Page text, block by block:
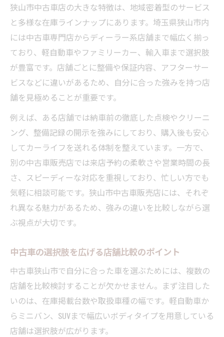
狭山市中古車店の大きな特徴は、地域密着型のサービス
と多様な在庫ラインナップにあります。埼玉県狭山市内
には中古車専門店からディーラー系店舗まで幅広く揃っ
ており、軽自動車やファミリーカー、輸入車まで選択肢
が豊富です。店舗ごとに整備や保証内容、アフターサー
ビスなどに違いがあるため、自分に合った強みを持つ店
舗を見極めることが重要です。
例えば、ある店舗では納車前の徹底した点検やクリーニ
ング、整備記録の開示を強みにしており、購入後も安心
してカーライフを送れる体制を整えています。一方で、
別の中古車販売店では来店予約の柔軟さや営業時間の長
さ、スピーディーな対応を重視しており、忙しい方でも
気軽に相談可能です。狭山市中古車販売店には、それぞ
れ異なる魅力があるため、強みの違いを比較しながら選
ぶ視点が大切です。
中古車の選択肢を広げる店舗比較のポイント
中古車狭山市で自分に合った車を選ぶためには、複数の
店舗を比較検討することが欠かせません。まず注目した
いのは、在庫掲載台数や取扱車種の幅です。軽自動車か
らミニバン、SUVまで幅広いボディタイプを用意している
店舗は選択肢が広がります。